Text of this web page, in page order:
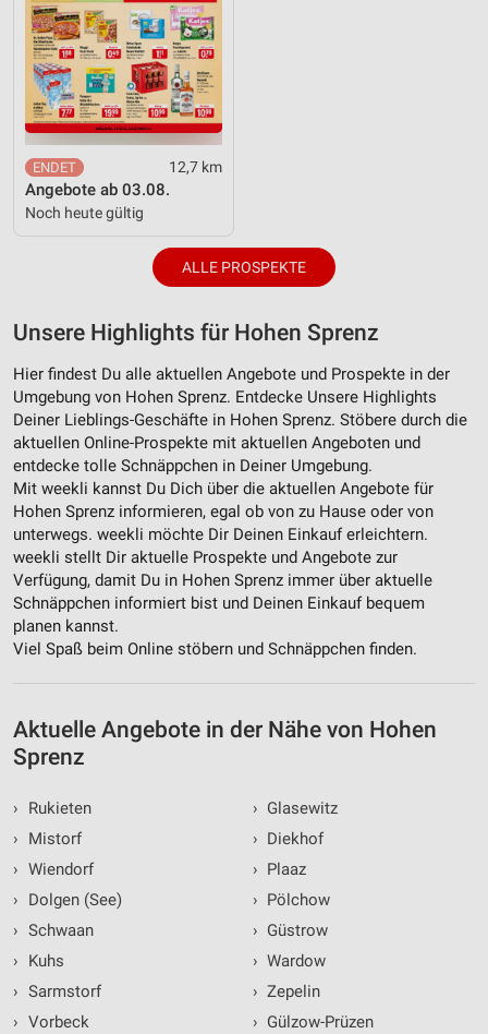
12,7 km
Angebote ab 03.08.
Noch heute gültig
ALLE PROSPEKTE
Unsere Highlights für Hohen Sprenz
Hier findest Du alle aktuellen Angebote und Prospekte in der
Umgebung von Hohen Sprenz. Entdecke Unsere Highlights
Deiner Lieblings-Geschäfte in Hohen Sprenz. Stöbere durch die
aktuellen Online-Prospekte mit aktuellen Angeboten und
entdecke tolle Schnäppchen in Deiner Umgebung.
Mit weekli kannst Du Dich über die aktuellen Angebote für
Hohen Sprenz informieren, egal ob von zu Hause oder von
unterwegs. weekli möchte Dir Deinen Einkauf erleichtern.
weekli stellt Dir aktuelle Prospekte und Angebote zur
Verfügung, damit Du in Hohen Sprenz immer über aktuelle
Schnäppchen informiert bist und Deinen Einkauf bequem
planen kannst.
Viel Spaß beim Online stöbern und Schnäppchen finden.
Aktuelle Angebote in der Nähe von Hohen
Sprenz
›
Rukieten
›
Mistorf
› Wiendorf
›
Dolgen (See)
› Schwaan
›
Kuhs
› Sarmstorf
› Vorbeck
› Glasewitz
› Diekhof
› Plaaz
› Pölchow
› Güstrow
› Wardow
› Zepelin
› Gülzow-Prüzen
Notwendig
Performance
Funktional
Werbung